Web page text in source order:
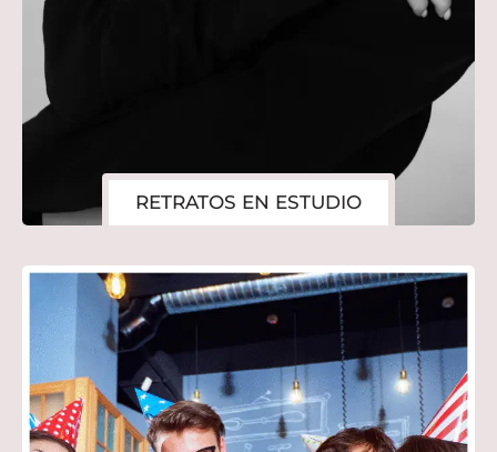
RETRATOS EN ESTUDIO